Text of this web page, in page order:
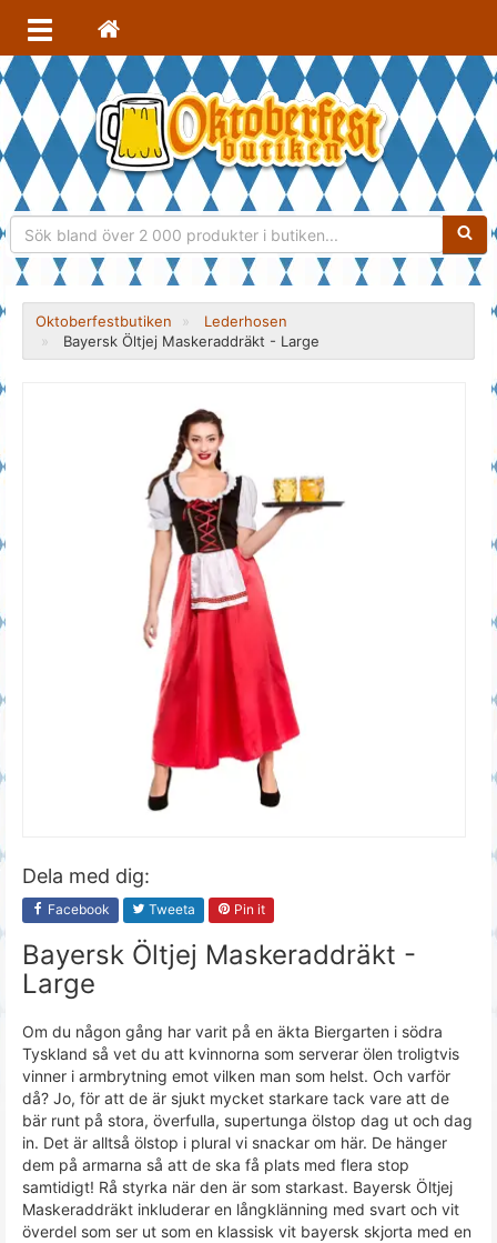
Oktoberfestbutiken
Lederhosen
Bayersk Öltjej Maskeraddräkt - Large
Dela med dig:
Facebook Tweeta Pin it
Bayersk Öltjej Maskeraddräkt -
Large
Om du någon gång har varit på en äkta Biergarten i södra
Tyskland så vet du att kvinnorna som serverar ölen troligtvis
vinner i armbrytning emot vilken man som helst. Och varför
då? Jo, för att de är sjukt mycket starkare tack vare att de
bär runt på stora, överfulla, supertunga ölstop dag ut och dag
in. Det är alltså ölstop i plural vi snackar om här. De hänger
dem på armarna så att de ska få plats med flera stop
samtidigt! Rå styrka när den är som starkast. Bayersk Öltjej
Maskeraddräkt inkluderar en långklänning med svart och vit
överdel som ser ut som en klassisk vit bayersk skjorta med en